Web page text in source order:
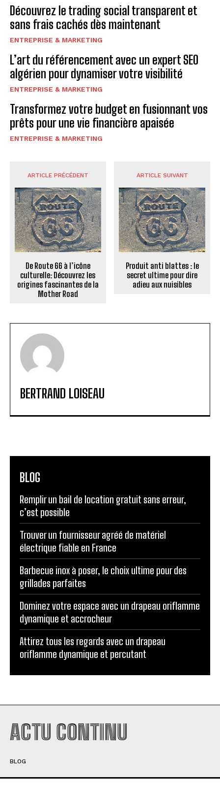
Découvrez le trading social transparent et
sans frais cachés dès maintenant
ENTREPRISE & MARKETING
L’art du référencement avec un expert SEO
algérien pour dynamiser votre visibilité
ENTREPRISE & MARKETING
Transformez votre budget en fusionnant vos
prêts pour une vie financière apaisée
ENTREPRISE & MARKETING
ARTICLE PRÉCÉDENT
De Route 66 à l’icône
culturelle: Découvrez les
origines fascinantes de la
Mother Road
ARTICLE SUIVANT
Produit anti blattes : le
secret ultime pour dire
adieu aux nuisibles
BERTRAND LOISEAU
BLOG
Remplir un bail de location gratuit sans erreur,
c’est possible
Trouver un fournisseur agréé de matériel
électrique fiable en France
Barbecue inox à poser, le choix ultime pour des
grillades parfaites
Dominez votre espace avec un drapeau oriflamme
dynamique et accrocheur
Attirez tous les regards avec un drapeau
oriflamme dynamique et percutant
ACTU CONTINU
BLOG